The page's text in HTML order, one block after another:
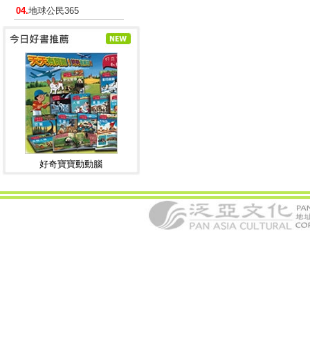
04.地球公民365
好奇寶寶動動腦